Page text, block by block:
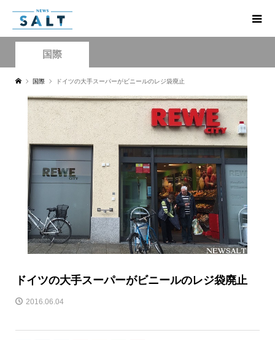
国際
国際 ドイツの大手スーパーがビニールのレジ袋廃止
ドイツの大手スーパーがビニールのレジ袋廃止
2016.06.04